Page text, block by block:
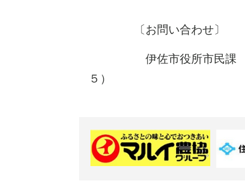
〔お問い合わせ〕
伊佐市役所市民課 人権
５）